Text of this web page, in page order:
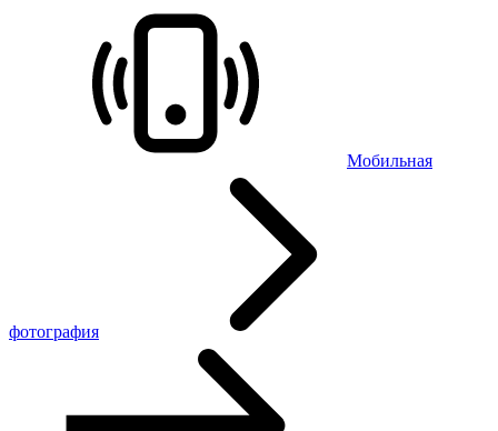
Мобильная
фотография